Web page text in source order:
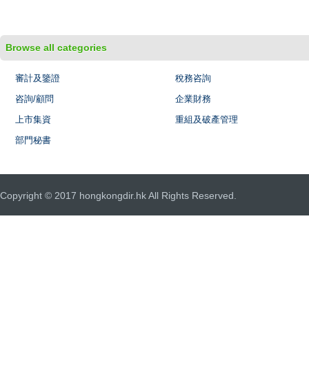
Browse all categories
審計及鑒證
稅務咨詢
咨詢/顧問
企業財務
上市集資
重組及破產管理
部門秘書
Copyright © 2017 hongkongdir.hk All Rights Reserved.